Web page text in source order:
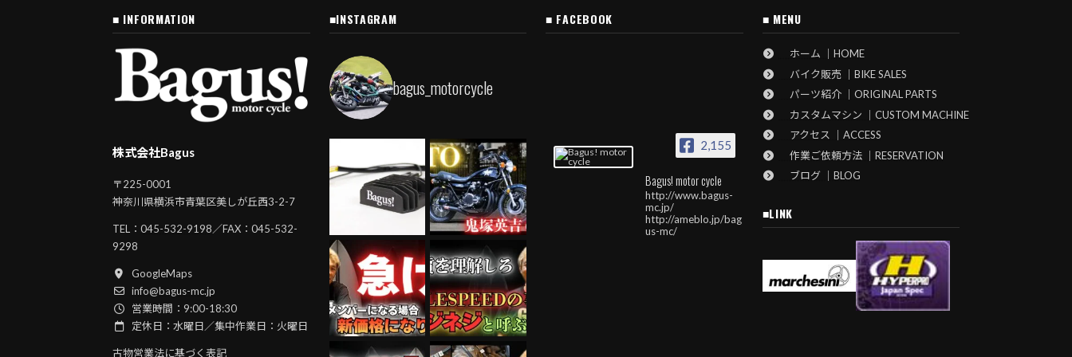
■ INFORMATION
株式会社Bagus
〒225-0001
神奈川県横浜市青葉区美しが丘西3-2-7
TEL： 045-532-9198／FAX：045-532-
9298
GoogleMaps
info@bagus-mc.jp
営業時間：9:00-18:30
定休日：水曜日／集中作業日：火曜日
古物営業法に基づく表記
■INSTAGRAM
bagus_motorcycle
■ FACEBOOK
2,155
Bagus! motor cycle
http://www.bagus-
mc.jp/
http://ameblo.jp/bag
us-mc/
■ MENU
ホーム ｜HOME
バイク販売 ｜BIKE SALES
パーツ紹介 ｜ORIGINAL PARTS
カスタムマシン ｜CUSTOM MACHINE
アクセス ｜ACCESS
作業ご依頼方法 ｜RESERVATION
ブログ ｜BLOG
■LINK